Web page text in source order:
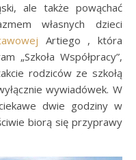
ale także powąchać
własnych dzieci
Artiego , która
„Szkoła Współpracy”,
rodziców ze szkołą
wywiadówek. W
dwie godziny w
biorą się przyprawy